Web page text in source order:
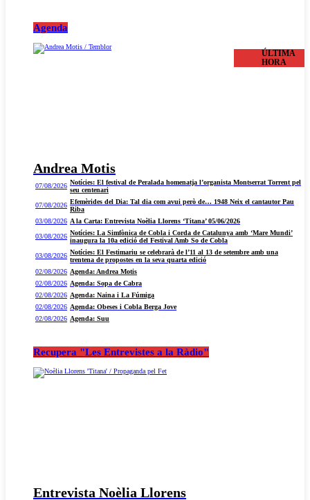
Agenda
Andrea Motis
ÚLTIMA
HORA
07/08/2026 Notícies: El festival de Peralada homenatja l’organista Montserrat Torrent pel
seu centenari
07/08/2026 Efemèrides del Dia: Tal dia com avui però de… 1948 Neix el cantautor Pau
Riba
03/08/2026 A la Carta: Entrevista Noèlia Llorens ‘Titana’ 05/06/2026
03/08/2026 Notícies: La Simfònica de Cobla i Corda de Catalunya amb ‘Mare Mundi’
inaugura la 10a edició del Festival Amb So de Cobla
03/08/2026 Notícies: El Festimariu se celebrarà de l’11 al 13 de setembre amb una
trentena de propostes en la seva quarta edició
02/08/2026 Agenda: Andrea Motis
02/08/2026 Agenda: Sopa de Cabra
02/08/2026 Agenda: Naina i La Fúmiga
02/08/2026 Agenda: Obeses i Cobla Berga Jove
02/08/2026 Agenda: Suu
Recupera "Les Entrevistes a la Ràdio"
Entrevista Noèlia Llorens